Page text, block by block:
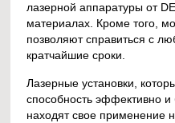
лазерной аппаратуры от
материалах. Кроме того,
позволяют справиться с
кратчайшие сроки.
Лазерные установки,
способность эффективно и
находят свое применение